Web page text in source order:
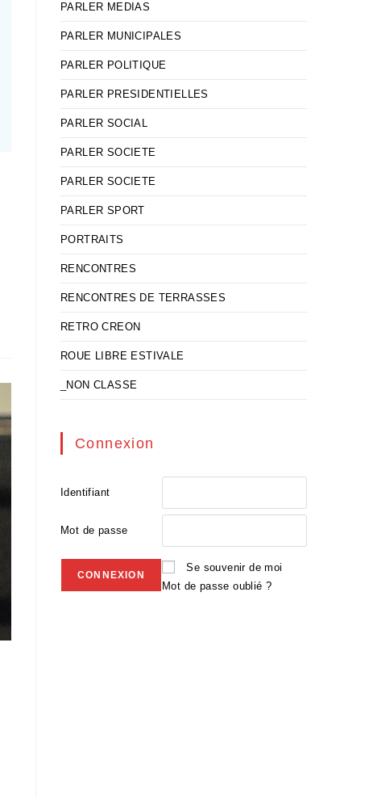
PARLER MEDIAS
PARLER MUNICIPALES
PARLER POLITIQUE
PARLER PRESIDENTIELLES
PARLER SOCIAL
PARLER SOCIETE
PARLER SOCIETE
PARLER SPORT
PORTRAITS
RENCONTRES
RENCONTRES DE TERRASSES
RETRO CREON
ROUE LIBRE ESTIVALE
_NON CLASSE
Connexion
Identifiant
Mot de passe
Se souvenir de moi
Mot de passe oublié ?